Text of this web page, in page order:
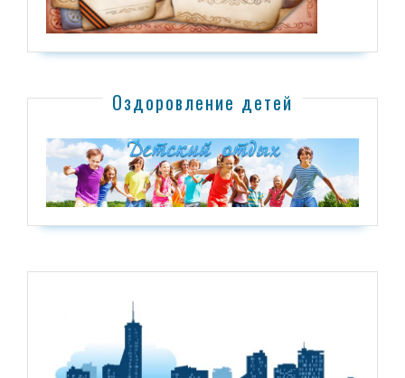
Оздоровление детей